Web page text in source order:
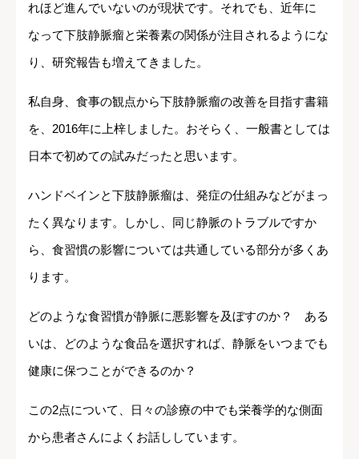
れほど進んでいないのが現状です。それでも、近年に
なって下肢静脈瘤と栄養素の関係が注目されるようにな
り、研究報告も増えてきました。
私自身、食事の観点から下肢静脈瘤の改善を目指す書籍
を、2016年に上梓しました。おそらく、一般書としては
日本で初めての試みだったと思います。
ハンドベインと下肢静脈瘤は、発症の仕組みなどがまっ
たく異なります。しかし、同じ静脈のトラブルですか
ら、食習慣の影響については共通している部分が多くあ
ります。
どのような食習慣が静脈に悪影響を及ぼすのか？ ある
いは、どのような食品を選択すれば、静脈をいつまでも
健康に保つことができるのか？
この2点について、日々の診療の中でも栄養学的な側面
から患者さんによくお話ししています。